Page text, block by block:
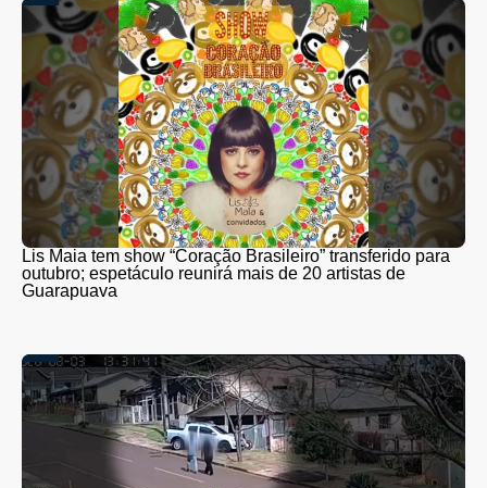
Lis Maia tem show “Coração Brasileiro” transferido para
outubro; espetáculo reunirá mais de 20 artistas de
Guarapuava